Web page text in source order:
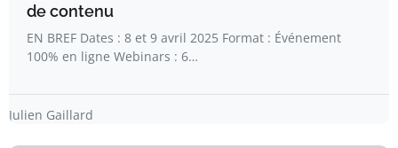
de contenu
EN BREF Dates : 8 et 9 avril 2025 Format : Événement
100% en ligne Webinars : 6…
Julien Gaillard